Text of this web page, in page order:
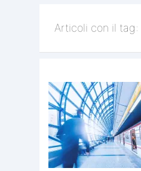
Articoli con il tag: